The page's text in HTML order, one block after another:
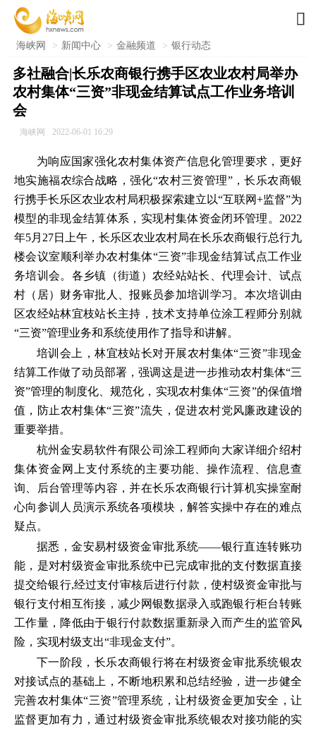

海峡网 > 新闻中心 > 金融频道 > 银行动态
多社融合|长乐农商银行携手区农业农村局举办
农村集体“三资”非现金结算试点工作业务培训
会
海峡网 2022-06-01 16:29
为响应国家强化农村集体资产信息化管理要求，更好
地实施福农综合战略，强化“农村三资管理”，长乐农商银
行携手长乐区农业农村局积极探索建立以“互联网+监督”为
模型的非现金结算体系，实现村集体资金闭环管理。2022
年5月27日上午，长乐区农业农村局在长乐农商银行总行九
楼会议室顺利举办农村集体“三资”非现金结算试点工作业
务培训会。各乡镇（街道）农经站站长、代理会计、试点
村（居）财务审批人、报账员参加培训学习。本次培训由
区农经站林宜枝站长主持，技术支持单位涂工程师分别就
“三资”管理业务和系统使用作了指导和讲解。
培训会上，林宜枝站长对开展农村集体“三资”非现金
结算工作做了动员部署，强调这是进一步推动农村集体“三
资”管理的制度化、规范化，实现农村集体“三资”的保值增
值，防止农村集体“三资”流失，促进农村党风廉政建设的
重要举措。
杭州金安易软件有限公司涂工程师向大家详细介绍村
集体资金网上支付系统的主要功能、操作流程、信息查
询、后台管理等内容，并在长乐农商银行计算机实操室耐
心向参训人员演示系统各项模块，解答实操中存在的难点
疑点。
据悉，金安易村级资金审批系统——银行直连转账功
能，是对村级资金审批系统中已完成审批的支付数据直接
提交给银行,经过支付审核后进行付款，使村级资金审批与
银行支付相互衔接，减少网银数据录入或跑银行柜台转账
工作量，降低由于银行付款数据重新录入而产生的监管风
险，实现村级支出“非现金支付”。
下一阶段，长乐农商银行将在村级资金审批系统银农
对接试点的基础上，不断地积累和总结经验，进一步健全
完善农村集体“三资”管理系统，让村级资金更加安全，让
监督更加有力，通过村级资金审批系统银农对接功能的实